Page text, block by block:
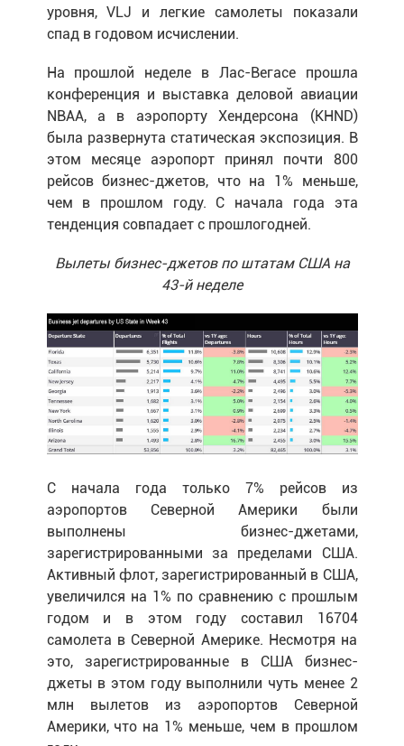
уровня, VLJ и легкие самолеты показали
спад в годовом исчислении.
На прошлой неделе в Лас-Вегасе прошла
конференция и выставка деловой авиации
NBAA, а в аэропорту Хендерсона (KHND)
была развернута статическая экспозиция. В
этом месяце аэропорт принял почти 800
рейсов бизнес-джетов, что на 1% меньше,
чем в прошлом году. С начала года эта
тенденция совпадает с прошлогодней.
Вылеты бизнес-джетов по штатам США на
43-й неделе
С начала года только 7% рейсов из
аэропортов Северной Америки были
выполнены бизнес-джетами,
зарегистрированными за пределами США.
Активный флот, зарегистрированный в США,
увеличился на 1% по сравнению с прошлым
годом и в этом году составил 16704
самолета в Северной Америке. Несмотря на
это, зарегистрированные в США бизнес-
джеты в этом году выполнили чуть менее 2
млн вылетов из аэропортов Северной
Америки, что на 1% меньше, чем в прошлом